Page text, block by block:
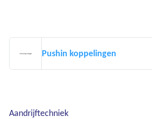
Pushin koppelingen
Aandrijftechniek